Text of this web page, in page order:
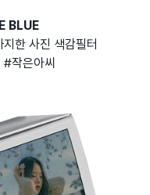
BLUE
한 사진 색감필터
작은아씨